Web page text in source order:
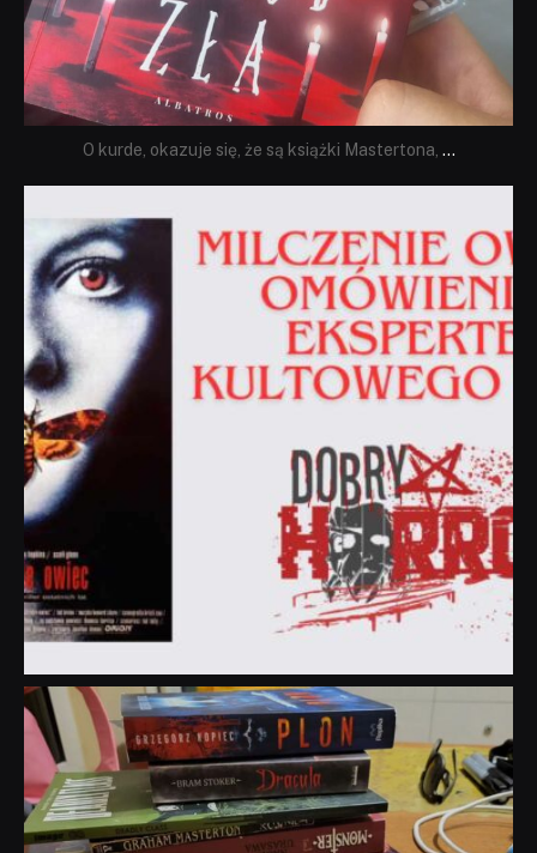
O kurde, okazuje się, że są książki Mastertona, ...
dobryhorror
Lip 31